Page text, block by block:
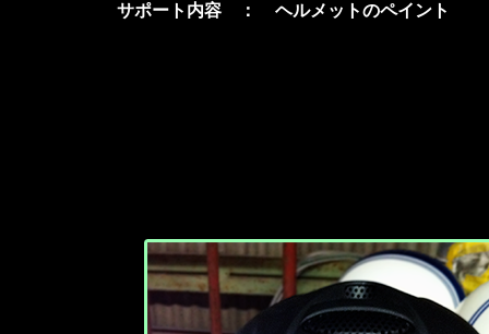
サポート内容 ： ヘルメットのペイント